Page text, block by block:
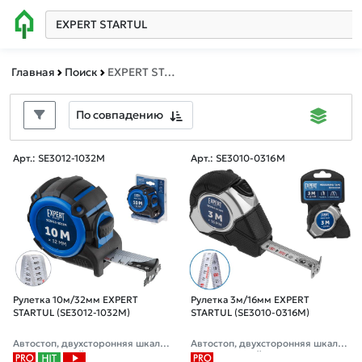
Главная Поиск EXPERT STARTUL
По совпадению
Арт.: SE3012-1032M
Рулетка 10м/32мм EXPERT
STARTUL (SE3012-1032M)
Автостоп, двухсторонняя шкала
нанесения, нейлоновое покрыти
Арт.: SE3010-0316M
Рулетка 3м/16мм EXPERT
STARTUL (SE3010-0316M)
Автостоп, двухсторонняя шкала
нанесения, нейлоновое покрыти